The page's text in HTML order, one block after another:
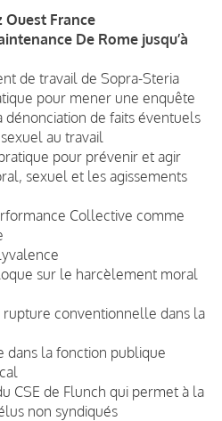
Ouest France
De Rome jusqu’à
de travail de Sopra-Steria
pour mener une enquête
de faits éventuels
au travail
pour prévenir et agir
sexuel et les agissements
Collective comme
sur le harcèlement moral
conventionnelle dans la
dans la fonction publique
CSE de Flunch qui permet à la
non syndiqués